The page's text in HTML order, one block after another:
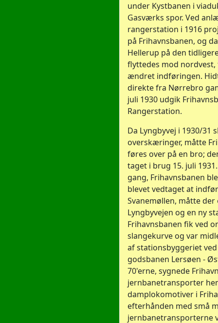
under Kystbanen i
Gasværks spor. Ved
rangerstation i 1916
på Frihavnsbanen, og
Hellerup på den
flyttedes mod nordvest,
ændret indføringen.
direkte fra Nørrebro
juli 1930 udgik
Rangerstation.
Da Lyngbyvej i 1930/31
overskæringer, måtte
føres over på en bro;
taget i brug 15. juli
gang, Frihavnsbanen
blevet vedtaget at
Svanemøllen, måtte
Lyngbyvejen og en ny
Frihavnsbanen fik ved
slangekurve og var
af stationsbyggeriet
godsbanen Lersøen -
70'erne, sygnede
jernbanetransporter
damplokomotiver i
efterhånden med små
jernbanetransporterne